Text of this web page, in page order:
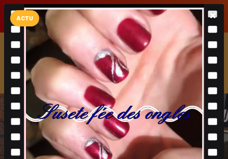
LaCarte LaCarte sur
Play Store
Installez l'App LaCarte
Téléchargez gratuitement l'app LaCarte pour suivre vos
commerces favoris et ne rien rater !
Télécharger Plus tard
ACTU